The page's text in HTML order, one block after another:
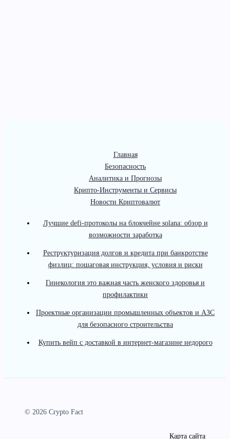
Главная
Безопасность
Аналитика и Прогнозы
Крипто-Инструменты и Сервисы
Новости Криптовалют
Лучшие defi-протоколы на блокчейне solana: обзор и
возможности заработка
Реструктуризация долгов и кредита при банкротстве
физлиц: пошаговая инструкция, условия и риски
Гинекология это важная часть женского здоровья и
профилактики
Проектные организации промышленных объектов и АЗС
для безопасного строительства
Купить вейп с доставкой в интернет-магазине недорого
© 2026 Crypto Fact
Карта сайта